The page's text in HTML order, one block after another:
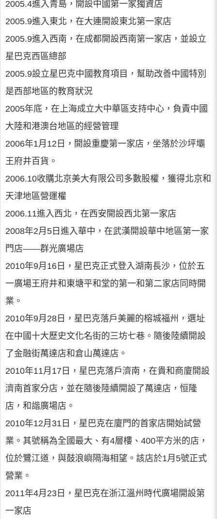
2005.4進入青島，開設中國第一家獨資店
2005.9進入東北，在大連開設東北第一家店
2005.9進入西南，在成都開設西南第一家店，並設立
星巴克西區總部
2005.9設立星巴克中國教育項目，幫助改善中國特別
是西部地區的教育狀況
2005年底，在上海成立大中華區支持中心，負責中國
大陸和港澳台地區的經營管理
2006年1月12日，開設重慶第一家店，坐落於沙坪壩
王府井百貨。
2006.10收購北京美大有限公司多數股權，獲得北京和
天津地區營運權
2006.11進入西北，在西安開設西北第一家店
2008年2月5日進入華中，在武漢開設華中地區第一家
門店——群光廣場店
2010年9月16日，星巴克正式登入湖南長沙，位於五
一廣場王府井和東塘平和堂的第一和第二家店同時開
業。
2010年9月28日，星巴克落戶美麗的榕城福州，選址
在中國十大歷史文化名街的三坊七巷。隨後陸續開設
了金融街萬達店和倉山萬達店。
2010年11月17日，星巴克落戶濟南，在貴和商廈開設
濟南首家分店，並在隨後陸續開設了萬達店，恒隆
店，和諧廣場店。
2010年12月31日，星巴克在廈門的首家店開始試營
業。其號稱為全國最大、有4層樓、400平方米的店，
位於鷺江道，與鼓浪嶼隔海相望。該店於1月5號正式
營業。
2011年4月23日，星巴克在浙江溫州時代廣場開設第
一家店